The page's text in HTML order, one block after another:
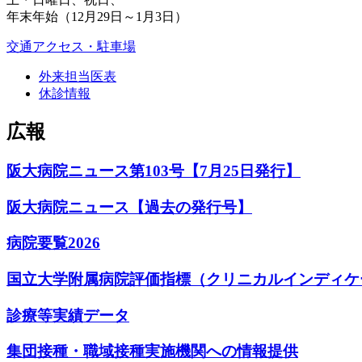
年末年始（12月29日～1月3日）
交通アクセス・駐車場
外来担当医表
休診情報
広報
阪大病院ニュース第103号【7月25日発行】
阪大病院ニュース【過去の発行号】
病院要覧2026
国立大学附属病院評価指標（クリニカルインディ
診療等実績データ
集団接種・職域接種実施機関への情報提供